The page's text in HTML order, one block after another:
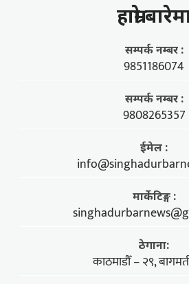
हाम्राे
सम्पर्क नम्बर :
9851186074
सम्पर्क नम्बर :
9808265357
ईमेल :
मार्केटिङ्ग :
ठेगाना:
काठमाडौँ – २९,